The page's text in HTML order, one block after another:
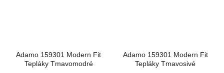
Adamo 159301 Modern Fit
Tepláky Tmavomodré
Adamo 159301 Modern Fit
Tepláky Tmavosivé